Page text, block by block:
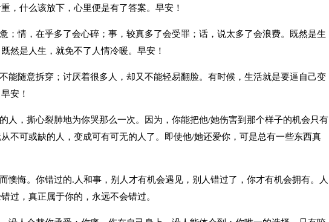
，什么该放下，心里便是有了答案。早安！
情，在乎多了会心碎；事，较真多了会受罪；话，说太多了会浪费。既然是生
然是人生，就免不了人情冷暖。早安！
随意拆穿；讨厌着很多人，却又不能轻易翻脸。有时候，生活就是要逼自己变
安！
，撕心裂肺地为你哭那么一次。因为，你能把他/她伤害到那个样子的机会只有
不可或缺的人，变成可有可无的人了。即使他/她还爱你，可是总有一些东西真
悔。你错过的.人和事，别人才有机会遇见，别人错过了，你才有机会拥有。人
过，真正属于你的，永远不会错过。